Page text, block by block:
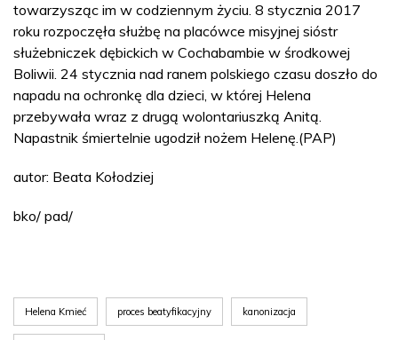
towarzysząc im w codziennym życiu. 8 stycznia 2017
roku rozpoczęła służbę na placówce misyjnej sióstr
służebniczek dębickich w Cochabambie w środkowej
Boliwii. 24 stycznia nad ranem polskiego czasu doszło do
napadu na ochronkę dla dzieci, w której Helena
przebywała wraz z drugą wolontariuszką Anitą.
Napastnik śmiertelnie ugodził nożem Helenę.(PAP)
autor: Beata Kołodziej
bko/ pad/
Helena Kmieć proces beatyfikacyjny kanonizacja